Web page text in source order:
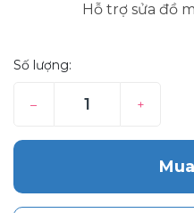
Hỗ trợ sửa đồ
Số lượng:
– +